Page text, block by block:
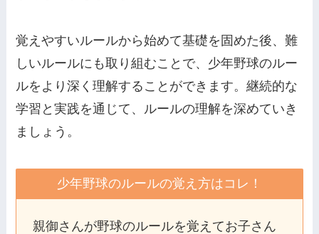
覚えやすいルールから始めて基礎を固めた後、難
しいルールにも取り組むことで、少年野球のルー
ルをより深く理解することができます。継続的な
学習と実践を通じて、ルールの理解を深めていき
ましょう。
少年野球のルールの覚え方はコレ！
親御さんが野球のルールを覚えてお子さん